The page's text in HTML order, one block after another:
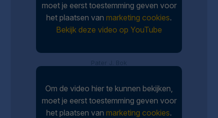
moet je eerst toestemming geven voor
het plaatsen van marketing cookies.
Bekijk deze video op YouTube
Om de video hier te kunnen bekijken,
moet je eerst toestemming geven voor
het plaatsen van marketing cookies.